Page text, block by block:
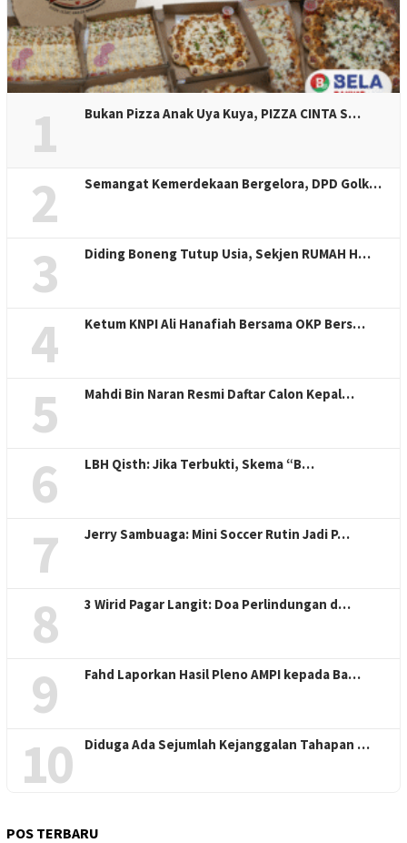
1 Bukan Pizza Anak Uya Kuya, PIZZA CINTA S…
2 Semangat Kemerdekaan Bergelora, DPD Golk…
3 Diding Boneng Tutup Usia, Sekjen RUMAH H…
4 Ketum KNPI Ali Hanafiah Bersama OKP Bers…
5 Mahdi Bin Naran Resmi Daftar Calon Kepal…
6 LBH Qisth: Jika Terbukti, Skema “B…
7 Jerry Sambuaga: Mini Soccer Rutin Jadi P…
8 3 Wirid Pagar Langit: Doa Perlindungan d…
9 Fahd Laporkan Hasil Pleno AMPI kepada Ba…
10 Diduga Ada Sejumlah Kejanggalan Tahapan …
POS TERBARU